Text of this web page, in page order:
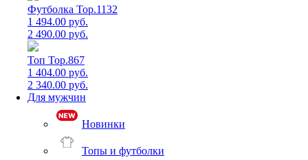
Футболка Top.1132
1 494.00 руб.
2 490.00 руб.
Топ Top.867
1 404.00 руб.
2 340.00 руб.
Для мужчин
Новинки
Топы и футболки